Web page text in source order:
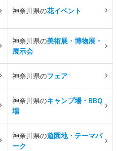
神奈川県の花イベント
神奈川県の美術展・博物展・
展示会
神奈川県のフェア
神奈川県のキャンプ場・BBQ
場
神奈川県の遊園地・テーマパ
ーク